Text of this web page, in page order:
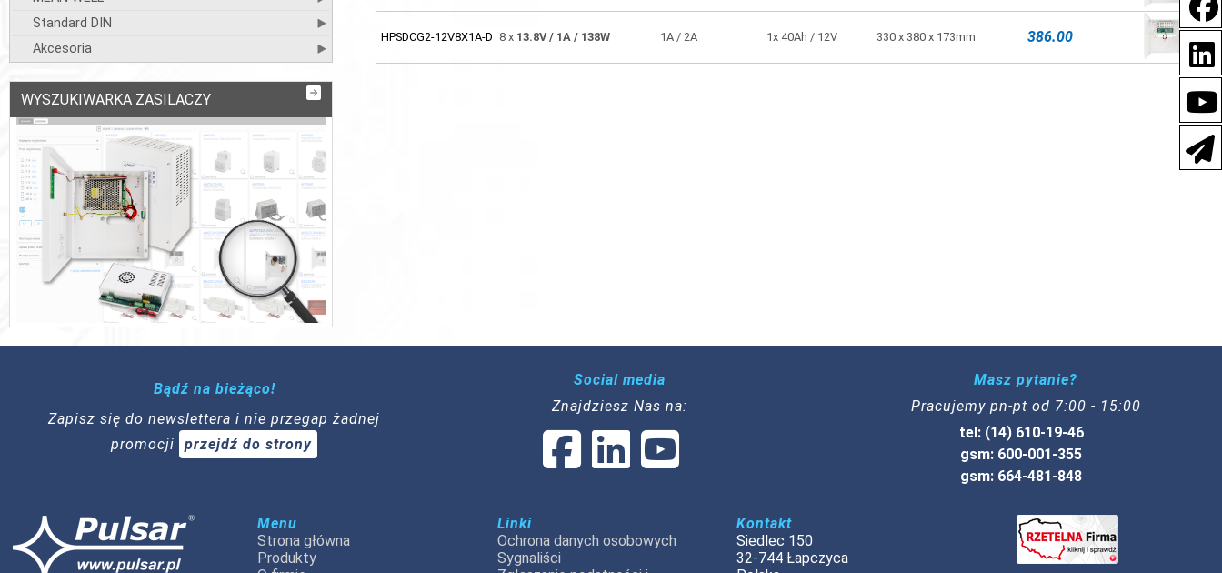
Standard DIN
Akcesoria
WYSZUKIWARKA ZASILACZY
HPSDCG2-12V8X1A-D 8 x 13.8V/ 1A/ 138W 1A / 2A 1x 40Ah / 12V 330 x 380 x 173mm 386.00
Bądź na bieżąco!
Zapisz się do newslettera i nie przegap żadnej
promocji
przejdź do strony
Social media
Znajdziesz Nas na:
Masz pytanie?
Pracujemy pn-pt od 7:00 - 15:00
tel: (14) 610-19-46
gsm: 600-001-355
gsm: 664-481-848
Menu
Strona główna
Produkty
Linki
Ochrona danych osobowych
Sygnaliści
Kontakt
Siedlec 150
32-744 Łapczyca